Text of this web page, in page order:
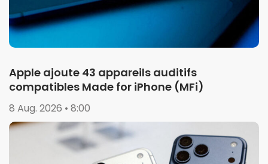
Apple ajoute 43 appareils auditifs
compatibles Made for iPhone (MFi)
8 Aug. 2026 • 8:00